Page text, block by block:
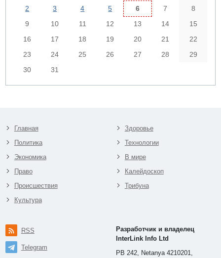
2
3 4 5 6 7
8
9
10 11 12 13 14
15
16
17 18 19 20 21
22
23
24 25 26 27 28
29
30
31
Главная
Политика
Экономика
Право
Происшествия
Культура
Здоровье
Технологии
В мире
Калейдоскоп
Трибуна
RSS
Telegram
Разработчик и владелец
InterLink Info Ltd
PB 242, Netanya 4210201,